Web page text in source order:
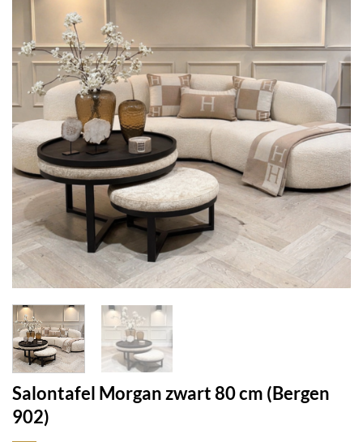
Salontafel Morgan zwart 80 cm (Bergen
902)